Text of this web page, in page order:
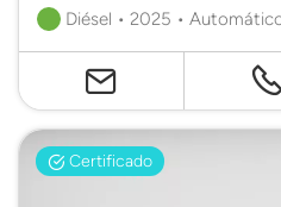
Diésel • 2025 •
Certificado